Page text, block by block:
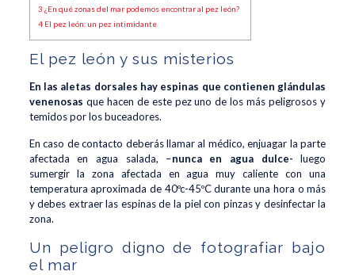
3 ¿En qué zonas del mar podemos encontrar al pez león?
4El pez león: un pez intimidante
El pez león y sus misterios
En las aletas dorsales hay espinas que contienen glándulas
venenosas que hacen de este pez uno de los más peligrosos y
temidos por los buceadores.
En caso de contacto deberás llamar al médico, enjuagar la parte
afectada en agua salada, –nunca en agua dulce- luego
sumergir la zona afectada en agua muy caliente con una
temperatura aproximada de 40ºc-45ºC durante una hora o más
y debes extraer las espinas de la piel con pinzas y desinfectar la
zona.
Un peligro digno de fotografiar bajo
el mar